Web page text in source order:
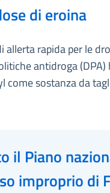
di eroina
allerta rapida per le
antidroga
come sostanza da
il Piano
improprio di